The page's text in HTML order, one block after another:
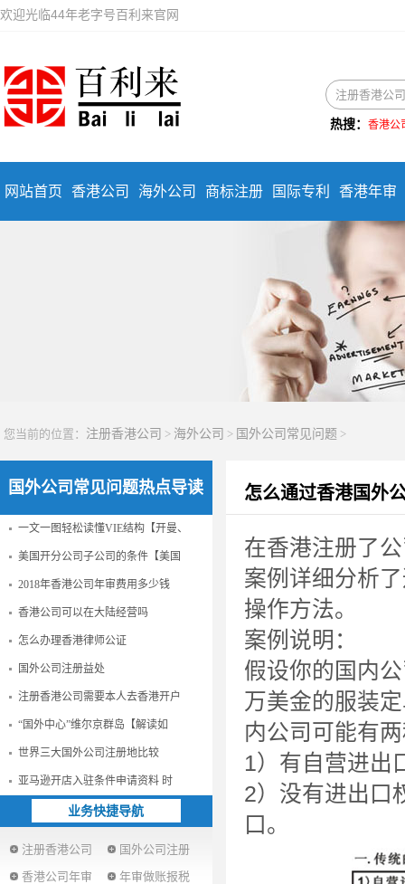
欢迎光临44年老字号百利来官网
热搜： 香港公
网站首页 香港公司 海外公司 商标注册 国际专利 香港年审
您当前的位置： 注册香港公司 > 海外公司 > 国外公司常见问题 >
国外公司常见问题热点导读
一文一图轻松读懂VIE结构【开曼、
美国开分公司子公司的条件【美国
2018年香港公司年审费用多少钱
香港公司可以在大陆经营吗
怎么办理香港律师公证
国外公司注册益处
注册香港公司需要本人去香港开户
“国外中心”维尔京群岛【解读如
世界三大国外公司注册地比较
亚马逊开店入驻条件申请资料 时
业务快捷导航
注册香港公司
国外公司注册
香港公司年审
年审做账报税
怎么通过香港国外
在香港注册了
案例详细分析
操作方法。
案例说明：
假设你的国内
万美金的服装
内公司可能有
1）有自营进出
2）没有进出口
口。